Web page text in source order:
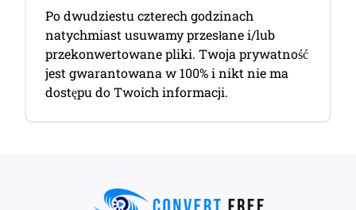
Po dwudziestu czterech godzinach
natychmiast usuwamy przesłane i/lub
przekonwertowane pliki. Twoja prywatność
jest gwarantowana w 100% i nikt nie ma
dostępu do Twoich informacji.